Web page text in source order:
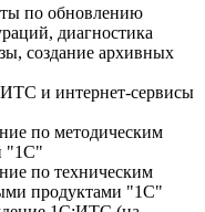
по обновлению
диагностика
создание архивных
ИТС и интернет-сервисы
по методическим
"1С"
по техническим
продуктами "1С"